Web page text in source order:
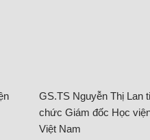
GS.TS Nguyễn Thị Lan
chức Giám đốc Học
Việt Nam